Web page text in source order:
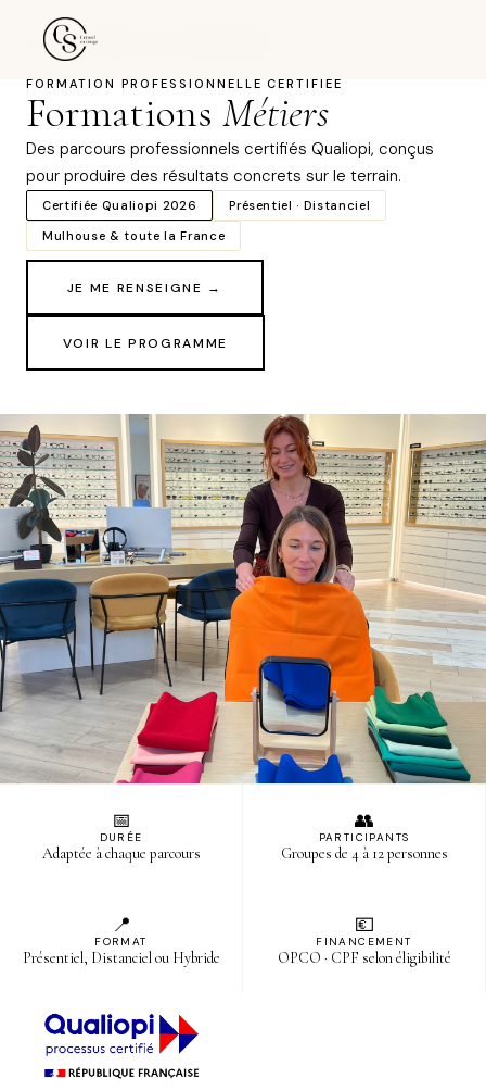
Accueil›Formations
FORMATION PROFESSIONNELLE CERTIFIÉE
Formations Métiers
Des parcours professionnels certifiés Qualiopi, conçus
pour produire des résultats concrets sur le terrain.
Certifiée Qualiopi 2026
Présentiel · Distanciel
Mulhouse & toute la France
JE ME RENSEIGNE →
VOIR LE PROGRAMME
M
📅
DURÉE
Adaptée à chaque parcours
👥
PARTICIPANTS
Groupes de 4 à 12 personnes
📍
FORMAT
Présentiel, Distanciel ou Hybride
💶
FINANCEMENT
OPCO · CPF selon éligibilité